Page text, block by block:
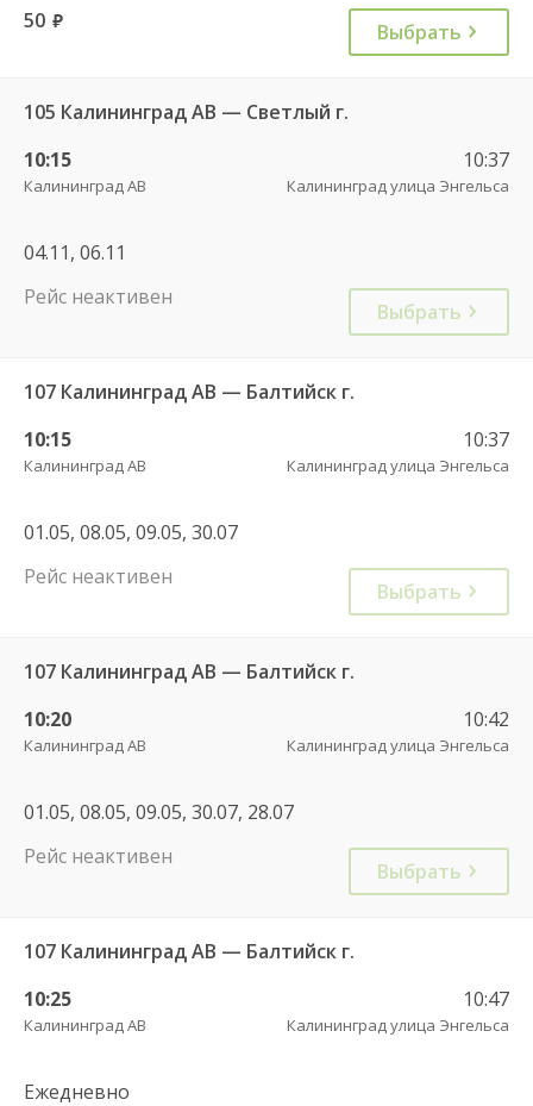
50 руб. Выбрать
105 Калининград АВ — Светлый г.
10:15
Калининград АВ
10:37
Калининград улица Энгельса
04.11, 06.11
Рейс неактивен
Выбрать
107 Калининград АВ — Балтийск г.
10:15
Калининград АВ
10:37
Калининград улица Энгельса
01.05, 08.05, 09.05, 30.07
Рейс неактивен
Выбрать
107 Калининград АВ — Балтийск г.
10:20
Калининград АВ
10:42
Калининград улица Энгельса
01.05, 08.05, 09.05, 30.07, 28.07
Рейс неактивен
Выбрать
107 Калининград АВ — Балтийск г.
10:25
Калининград АВ
10:47
Калининград улица Энгельса
Ежедневно